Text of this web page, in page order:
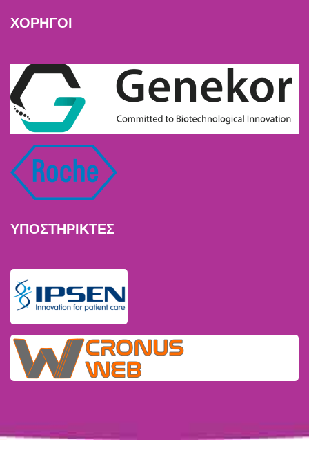
ΧΟΡΗΓΟΙ
ΥΠΟΣΤΗΡΙΚΤΕΣ